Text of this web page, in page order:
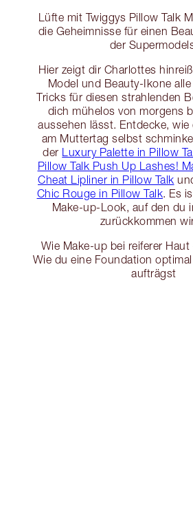
Lüfte mit Twiggys Pillow Talk
die Geheimnisse für einen
der
Hier zeigt dir Charlottes
Model und Beauty-Ikone
Tricks für diesen strahlenden
dich mühelos von morgens
aussehen lässt. Entdecke,
am Muttertag selbst
der Luxury Palette in Pillow
Pillow Talk Push Up Lashes!
Cheat Lipliner in Pillow Talk
Chic Rouge in Pillow Talk. Es
Make-up-Look, auf den du
zurückkommen
Wie Make-up bei reiferer
Wie du eine Foundation
aufträgst